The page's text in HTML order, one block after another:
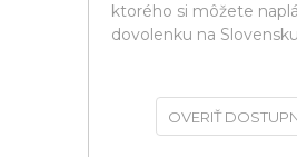
ktorého si môžete
dovolenku na
OVERIŤ